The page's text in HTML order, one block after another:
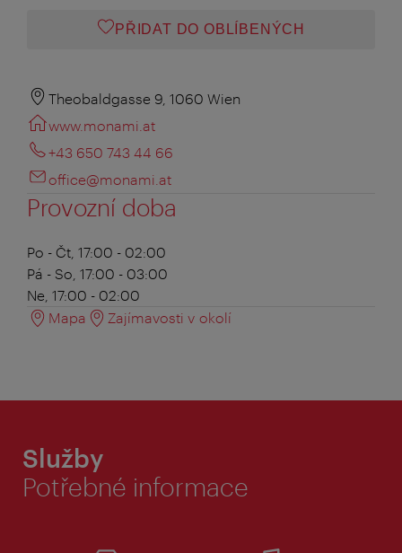
PŘIDAT DO OBLÍBENÝCH
Theobaldgasse 9, 1060 Wien
www.monami.at
+43 650 743 44 66
office@monami.at
Provozní doba
Po - Čt, 17:00 - 02:00
Pá - So, 17:00 - 03:00
Ne, 17:00 - 02:00
Mapa
Zajímavosti v okolí
Služby
Potřebné informace